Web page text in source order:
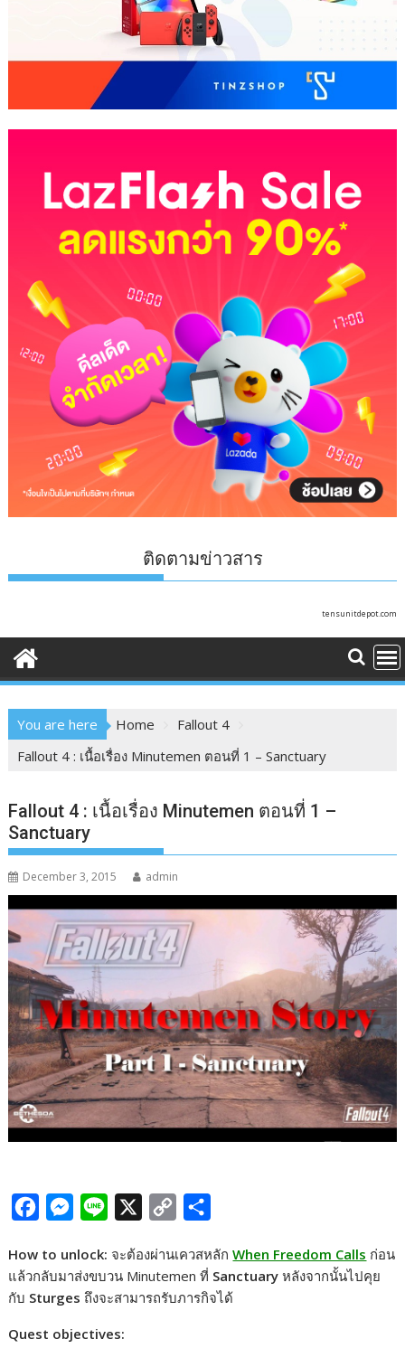
ติดตามข่าวสาร
tensunitdepot.com
You are here Home
Fallout 4
Fallout 4 : เนื้อเรื่อง Minutemen ตอนที่ 1 – Sanctuary
Fallout 4 : เนื้อเรื่อง Minutemen ตอนที่ 1 –
Sanctuary
December 3, 2015 admin
c
o
M
s
n
n
p
a
r
How to unlock: จะต้องผ่านเควสหลักWhen Freedom Calls ก่อน
แล้วกลับมาส่งขบวน Minutemen ที่ Sanctuary หลังจากนั้นไปคุย
กับ Sturges ถึงจะสามารถรับภารกิจได้
Quest objectives: